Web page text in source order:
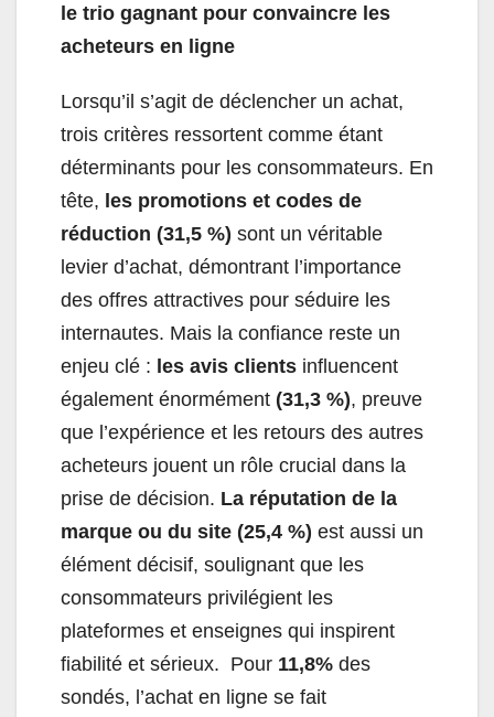
le trio gagnant pour convaincre les
acheteurs en ligne
Lorsqu’il s’agit de déclencher un achat,
trois critères ressortent comme étant
déterminants pour les consommateurs. En
tête, les promotions et codes de
réduction (31,5 %) sont un véritable
levier d’achat, démontrant l’importance
des offres attractives pour séduire les
internautes. Mais la confiance reste un
enjeu clé : les avis clients influencent
également énormément (31,3 %), preuve
que l’expérience et les retours des autres
acheteurs jouent un rôle crucial dans la
prise de décision. La réputation de la
marque ou du site (25,4 %) est aussi un
élément décisif, soulignant que les
consommateurs privilégient les
plateformes et enseignes qui inspirent
fiabilité et sérieux. Pour 11,8% des
sondés, l’achat en ligne se fait